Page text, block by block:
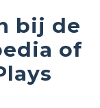
bij de
of